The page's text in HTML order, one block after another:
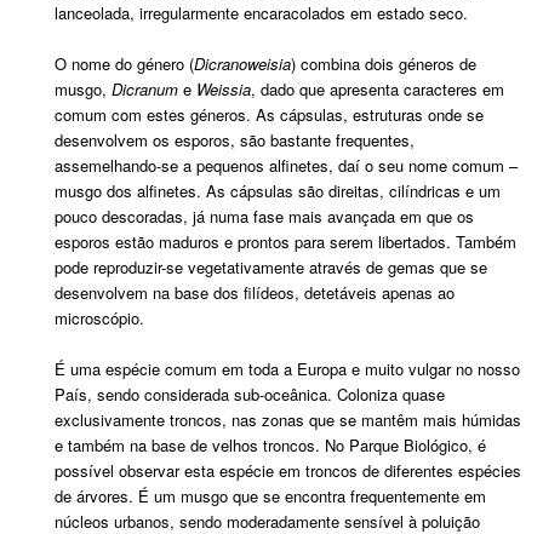
lanceolada, irregularmente encaracolados em estado seco.
O nome do género (Dicranoweisia) combina dois géneros de
musgo, Dicranum e Weissia, dado que apresenta caracteres em
comum com estes géneros. As cápsulas, estruturas onde se
desenvolvem os esporos, são bastante frequentes,
assemelhando-se a pequenos alfinetes, daí o seu nome comum –
musgo dos alfinetes. As cápsulas são direitas, cilíndricas e um
pouco descoradas, já numa fase mais avançada em que os
esporos estão maduros e prontos para serem libertados. Também
pode reproduzir-se vegetativamente através de gemas que se
desenvolvem na base dos filídeos, detetáveis apenas ao
microscópio.
É uma espécie comum em toda a Europa e muito vulgar no nosso
País, sendo considerada sub-oceânica. Coloniza quase
exclusivamente troncos, nas zonas que se mantêm mais húmidas
e também na base de velhos troncos. No Parque Biológico, é
possível observar esta espécie em troncos de diferentes espécies
de árvores. É um musgo que se encontra frequentemente em
núcleos urbanos, sendo moderadamente sensível à poluição